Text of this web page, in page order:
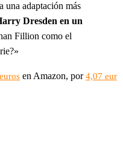
una adaptación más
Dresden en un
Fillion como el
en Amazon, por4,07 eur